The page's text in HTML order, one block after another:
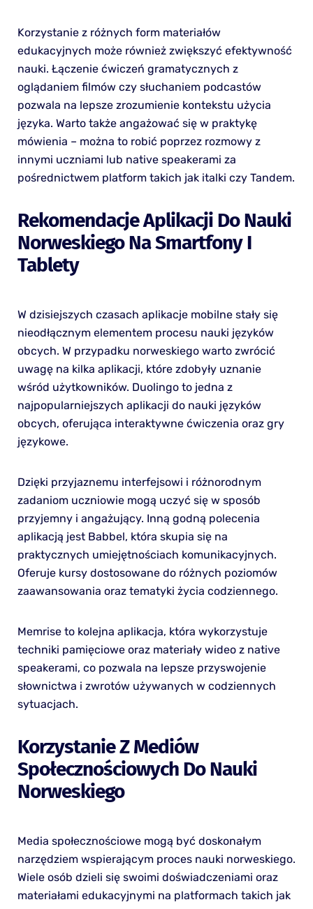
Korzystanie z różnych form materiałów
edukacyjnych może również zwiększyć efektywność
nauki. Łączenie ćwiczeń gramatycznych z
oglądaniem filmów czy słuchaniem podcastów
pozwala na lepsze zrozumienie kontekstu użycia
języka. Warto także angażować się w praktykę
mówienia – można to robić poprzez rozmowy z
innymi uczniami lub native speakerami za
pośrednictwem platform takich jak italki czy Tandem.
Rekomendacje Aplikacji Do Nauki
Norweskiego Na Smartfony I
Tablety
W dzisiejszych czasach aplikacje mobilne stały się
nieodłącznym elementem procesu nauki języków
obcych. W przypadku norweskiego warto zwrócić
uwagę na kilka aplikacji, które zdobyły uznanie
wśród użytkowników. Duolingo to jedna z
najpopularniejszych aplikacji do nauki języków
obcych, oferująca interaktywne ćwiczenia oraz gry
językowe.
Dzięki przyjaznemu interfejsowi i różnorodnym
zadaniom uczniowie mogą uczyć się w sposób
przyjemny i angażujący. Inną godną polecenia
aplikacją jest Babbel, która skupia się na
praktycznych umiejętnościach komunikacyjnych.
Oferuje kursy dostosowane do różnych poziomów
zaawansowania oraz tematyki życia codziennego.
Memrise to kolejna aplikacja, która wykorzystuje
techniki pamięciowe oraz materiały wideo z native
speakerami, co pozwala na lepsze przyswojenie
słownictwa i zwrotów używanych w codziennych
sytuacjach.
Korzystanie Z Mediów
Społecznościowych Do Nauki
Norweskiego
Media społecznościowe mogą być doskonałym
narzędziem wspierającym proces nauki norweskiego.
Wiele osób dzieli się swoimi doświadczeniami oraz
materiałami edukacyjnymi na platformach takich jak